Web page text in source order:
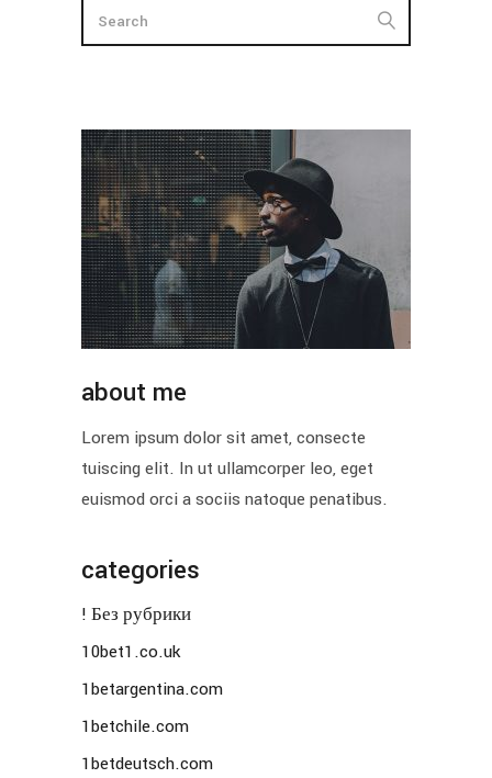
about me
Lorem ipsum dolor sit amet, consecte
tuiscing elit. In ut ullamcorper leo, eget
euismod orci a sociis natoque penatibus.
categories
! Без рубрики
10bet1.co.uk
1betargentina.com
1betchile.com
1betdeutsch.com